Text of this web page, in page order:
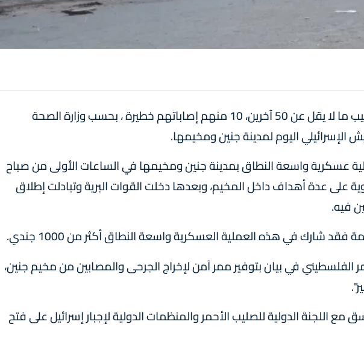
قتل تسعة فلسطينيين وأصيب ما لا يقل عن 50 آخرين، 10 منهم إصاباتهم خطيرة ، بحسب وزارة الصحة
الإسرائيلي اليوم لمدينة جنين ومخيمها.
عسكرية واسعة النطاق بمدينة جنين ومخيمها في الساعات الأولى من صباح
جوية على عدة أهداف داخل المخيم، وبعدها دخلت القوات البرية وتبادلت إطلاق
فيه.
فقد شارك في هذه العملية العسكرية واسعة النطاق أكثر من 1000 جندي.
الفلسطيني في بيان بتوفير ممر آمن لإخراج الجرحى والمصابين من مخيم جنين،
مع اللجنة الدولية للصليب الأحمر والمنظمات الدولية لإجبار إسرائيل على فتح